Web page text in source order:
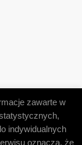
zawarte w
indywidualnych
oznacza, że